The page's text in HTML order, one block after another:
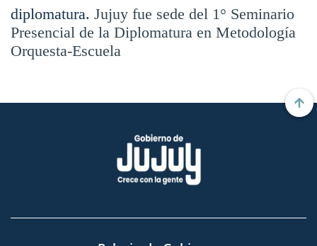
diplomatura. Jujuy fue sede del 1° Seminario
Presencial de la Diplomatura en Metodología
Orquesta-Escuela